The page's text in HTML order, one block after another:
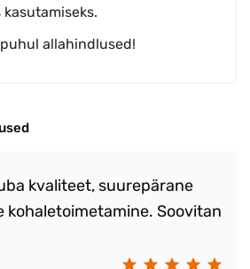
allahindlused!
kvaliteet, suurepärane
kohaletoimetamine. Soovitan